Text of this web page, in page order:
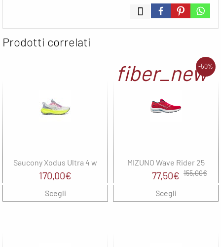
Prodotti correlati
Saucony Xodus Ultra 4 w
170,00€
Scegli
fiber_new
-50%
MIZUNO Wave Rider 25
155,00€
Il
prezzo
originale
77,50€ Il
attuale
Scegli